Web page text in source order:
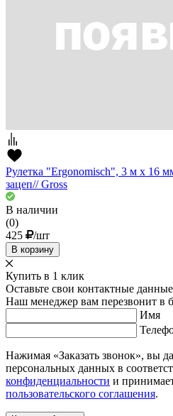
Рулетка "Ergonomisch", 3 м x 16
зацеп// Gross
В наличии
(0)
425
/шт
В корзину
Купить в 1 клик
Оставьте свои контактные
Наш менеджер вам перезвонит в
Имя
Нажимая «Заказать звонок», вы
персональных данных в
конфиденциальности и
пользовательского соглашения.